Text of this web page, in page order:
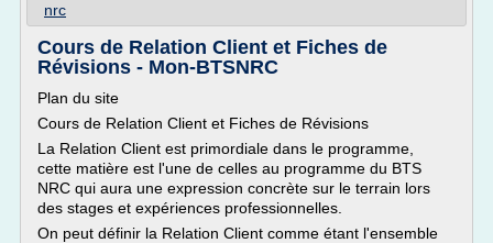
nrc
Cours de Relation Client et Fiches de
Révisions - Mon-BTSNRC
Plan du site
Cours de Relation Client et Fiches de Révisions
La Relation Client est primordiale dans le programme,
cette matière est l'une de celles au programme du BTS
NRC qui aura une expression concrète sur le terrain lors
des stages et expériences professionnelles.
On peut définir la Relation Client comme étant l'ensemble